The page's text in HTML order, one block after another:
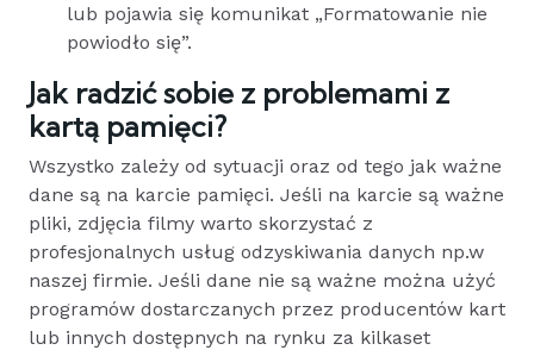
lub pojawia się komunikat „Formatowanie nie
powiodło się”.
Jak radzić sobie z problemami z
kartą pamięci?
Wszystko zależy od sytuacji oraz od tego jak ważne
dane są na karcie pamięci. Jeśli na karcie są ważne
pliki, zdjęcia filmy warto skorzystać z
profesjonalnych usług odzyskiwania danych np.w
naszej firmie. Jeśli dane nie są ważne można użyć
programów dostarczanych przez producentów kart
lub innych dostępnych na rynku za kilkaset